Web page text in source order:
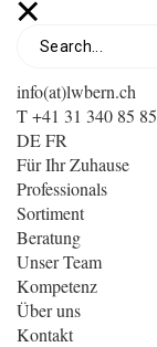
info(at)lwbern.ch
T +41 31 340 85 85
DEFR
Für Ihr Zuhause
Professionals
Sortiment
Beratung
Unser Team
Kompetenz
Über uns
Kontakt